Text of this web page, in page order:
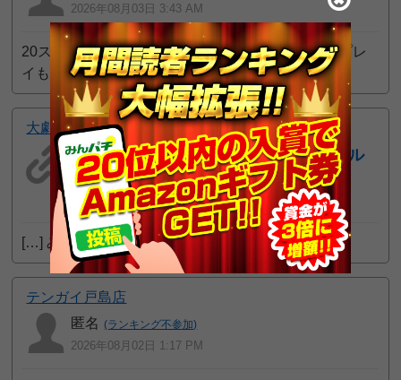
2026年08月03日 3:43 AM
20スロ 46枚貸出 交換55枚 どないなってん？ 再プレ
イも
続きを読む
大劇嘉島店
8月1日 大劇嘉島店｜スロッター✕ワール
ド結果 | パチンコ店長のホール攻略
2026年08月02日 4:29 PM
[…] みんパチ […]続きを読む
テンガイ戸島店
匿名 (ランキング不参加)
2026年08月02日 1:17 PM